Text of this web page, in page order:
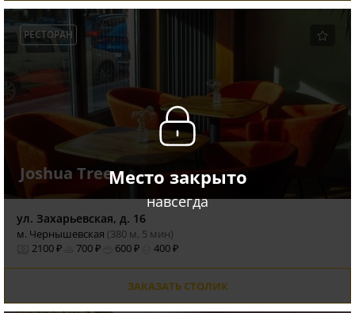
Место закрыто
навсегда
РЕСТОРАН
Joshua Tree
ул. Захарьевская, д. 16
м. Чернышевская (380 м, 5 мин)
2100 ₽
700 ₽ 600 ₽ 400 ₽
ЗАКАЗАТЬ СТОЛИК